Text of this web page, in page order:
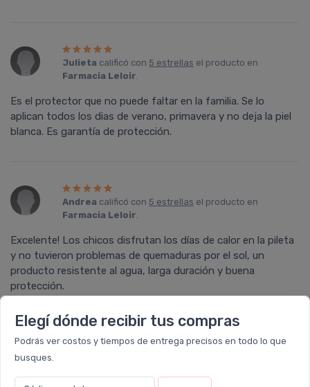
Elegí dónde recibir tus compras
Podrás ver costos y tiempos de entrega precisos en todo lo que
busques.
Julieta calificó con 5 estrellas el producto en
Farmacia Leloir.
Es el protector que no puede faltar en la familia. Se lo
aplican todos los dias de verano, primavera y no deja la piel
blanca. Es garantía de protección.
Andrea calificó con 5 estrellas el producto en
Farmacia Leloir.
Excelente! Los chicos disfrutan los días de calor en la pileta
y no tuvieron problemas de quemaduras por el sol, un
producto resistente al agua, larga duración y buena
protección.